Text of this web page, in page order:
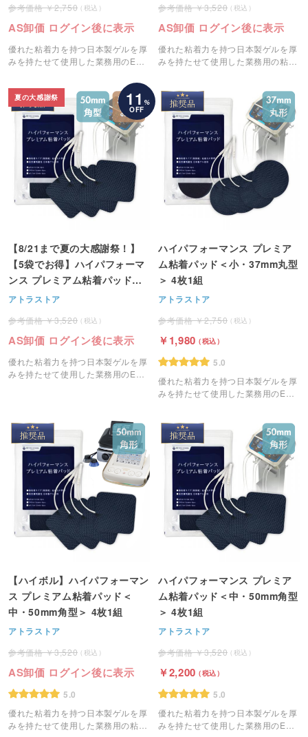
2,750
AS卸価 ログイン後に表示
優れた粘着力を持つ日本製ゲルを厚
みを持たせて使用した業務用のEMS
3,520
AS卸価 ログイン後に表示
優れた粘着力を持つ日本製ゲルを厚
みを持たせて使用した業務用の粘着
【8/21まで夏の大感謝祭！】
【5袋でお得】ハイパフォーマ
ンス プレミアム粘着パッド＜
中・50mm角型＞ 4枚1組
アトラストア
3,520
AS卸価 ログイン後に表示
優れた粘着力を持つ日本製ゲルを厚
みを持たせて使用した業務用のEMS
夏の大感謝祭 11 %
OFF
ハイパフォーマンス プレミア
ム粘着パッド＜小・37mm丸型
＞ 4枚1組
アトラストア
2,750
1,980
5.0
優れた粘着力を持つ日本製ゲルを厚
みを持たせて使用した業務用のEMS
【ハイボル】ハイパフォーマン
ス プレミアム粘着パッド＜
中・50mm角型＞ 4枚1組
アトラストア
3,520
AS卸価 ログイン後に表示
5.0
優れた粘着力を持つ日本製ゲルを厚
みを持たせて使用した業務用の粘着
ハイパフォーマンス プレミア
ム粘着パッド＜中・50mm角型
＞ 4枚1組
アトラストア
3,520
2,200
5.0
優れた粘着力を持つ日本製ゲルを厚
みを持たせて使用した業務用のEMS